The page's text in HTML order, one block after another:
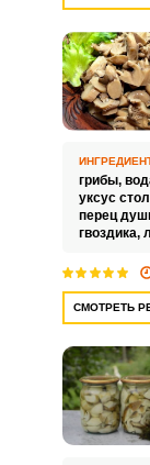
грибы,
уксус
перец
гвоздика,
СМОТРЕТЬ
ВХОД
с